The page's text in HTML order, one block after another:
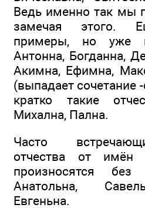
Ведь именно так мы
замечая этого.
примеры, но уже
Антонна, Богданна,
Акимна, Ефимна,
(выпадает сочетание
кратко такие
Михална, Пална.
Часто
отчества от
произносятся без
Анатольна,
Евгеньна.